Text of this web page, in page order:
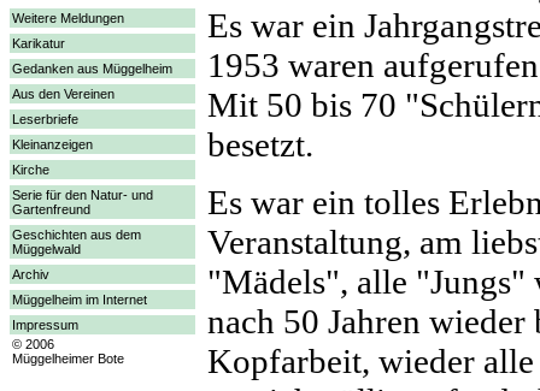
Weitere Meldungen
Karikatur
Gedanken aus Müggelheim
Aus den Vereinen
Leserbriefe
Kleinanzeigen
Kirche
Serie für den Natur- und
Gartenfreund
Geschichten aus dem
Müggelwald
Archiv
Müggelheim im Internet
Impressum
© 2006
Müggelheimer Bote
Es war ein
1953 waren
Mit 50 bis 70
besetzt.
Es war ein tolles
Veranstaltung, am
"Mädels", alle "Jungs"
nach 50 Jahren
Kopfarbeit, wieder